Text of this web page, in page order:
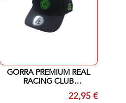
GORRA PREMIUM REAL
RACING CLUB
SANTANDER NEGRO
22,95 €